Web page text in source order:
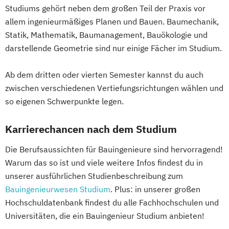
Ernährungswissenschaften
Erwachsenenbildung
Beratung und Personalentwicklung
Finance
Accounting und Taxation (DE/EN)
Finanzmanagement
Fintech Fitnessökonomie Game Design
Gartenbau
General Management
Gerontologie
Gesundheits- und Pflegepädagogik
Gesundheitsmanagement
Gesundheitspsychologie
Gesundheitspädagogik
Lebensmitteltechnologie und Ernährung
Leichtbau und Composite-Werkstoffe
Lightweight and Materials Engineering
Logistik Engineering und Management
Marketing und Digital Business
Mechatronik/Wirtschaft
Medical Engineering (EN)
Medizin- und Bioinformatik
Medizintechnik
Mobile Computing
Operations Management
Produktdesign und Technische
Kommunikation
Prozessmanagement und Business
Intelligence
Studiums gehört neben dem großen Teil der Praxis vor
allem ingenieurmäßiges Planen und Bauen. Baumechanik,
Statik, Mathematik, Baumanagement, Bauökologie und
darstellende Geometrie sind nur einige Fächer im Studium.
Ab dem dritten oder vierten Semester kannst du auch
zwischen verschiedenen Vertiefungsrichtungen wählen und
so eigenen Schwerpunkte legen.
Karrierechancen nach dem Studium
Die Berufsaussichten für Bauingenieure sind hervorragend!
Warum das so ist und viele weitere Infos findest du in
unserer ausführlichen Studienbeschreibung zum
Bauingenieurwesen Studium. Plus: in unserer großen
Hochschuldatenbank findest du alle Fachhochschulen und
Universitäten, die ein Bauingenieur Studium anbieten!